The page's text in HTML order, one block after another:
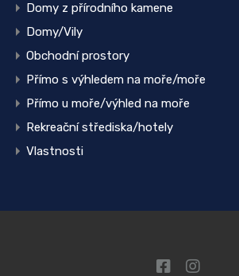
Domy z přírodního kamene
Domy/Vily
Obchodní prostory
Přímo s výhledem na moře/moře
Přímo u moře/výhled na moře
Rekreační střediska/hotely
Vlastnosti